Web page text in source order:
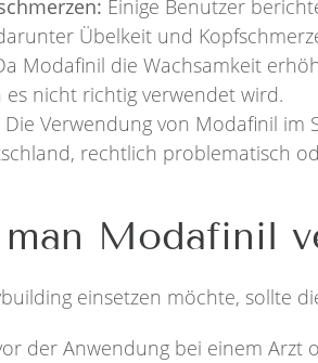
Einige Benutzer
Übelkeit und
Modafinil die Wachsamkeit
nicht richtig verwendet wird.
Die Verwendung von Modafinil im
rechtlich problematisch
Modafinil
einsetzen möchte, sollte
der Anwendung bei einem Arzt